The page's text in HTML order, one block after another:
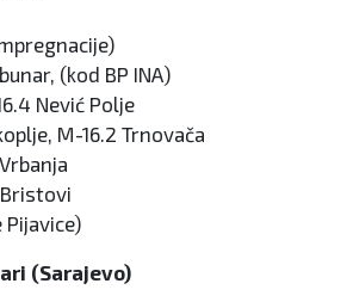
(kod BP INA)
Nević Polje
M-16.2 Trnovača
Pijavice)
(Sarajevo)